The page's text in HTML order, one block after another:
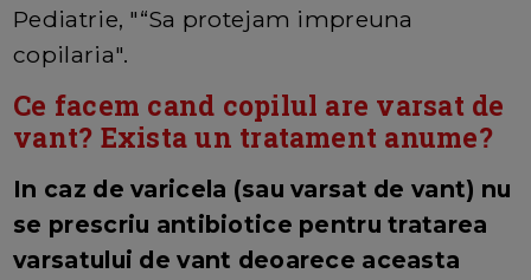
Pediatrie, "“Sa protejam impreuna
copilaria".
Ce facem cand copilul are varsat de
vant? Exista un tratament anume?
In caz de varicela (sau varsat de vant) nu
se prescriu antibiotice pentru tratarea
varsatului de vant deoarece aceasta